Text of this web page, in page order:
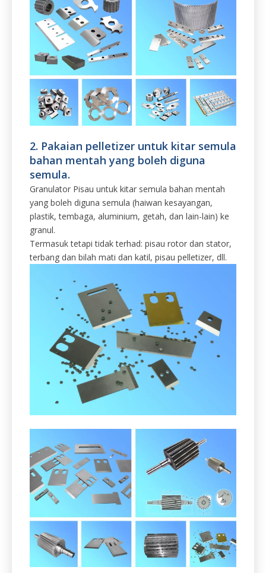
2. Pakaian pelletizer untuk kitar semula
bahan mentah yang boleh diguna
semula.
Granulator Pisau untuk kitar semula bahan mentah
yang boleh diguna semula (haiwan kesayangan,
plastik, tembaga, aluminium, getah, dan lain-lain) ke
granul.
Termasuk tetapi tidak terhad: pisau rotor dan stator,
terbang dan bilah mati dan katil, pisau pelletizer, dll.